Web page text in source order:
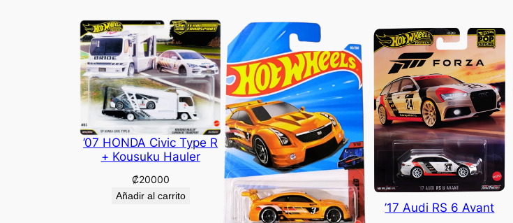
’07 HONDA Civic Type R
+ Kousuku Hauler
₡20000
Añadir al carrito
’17 Audi RS 6 Avant